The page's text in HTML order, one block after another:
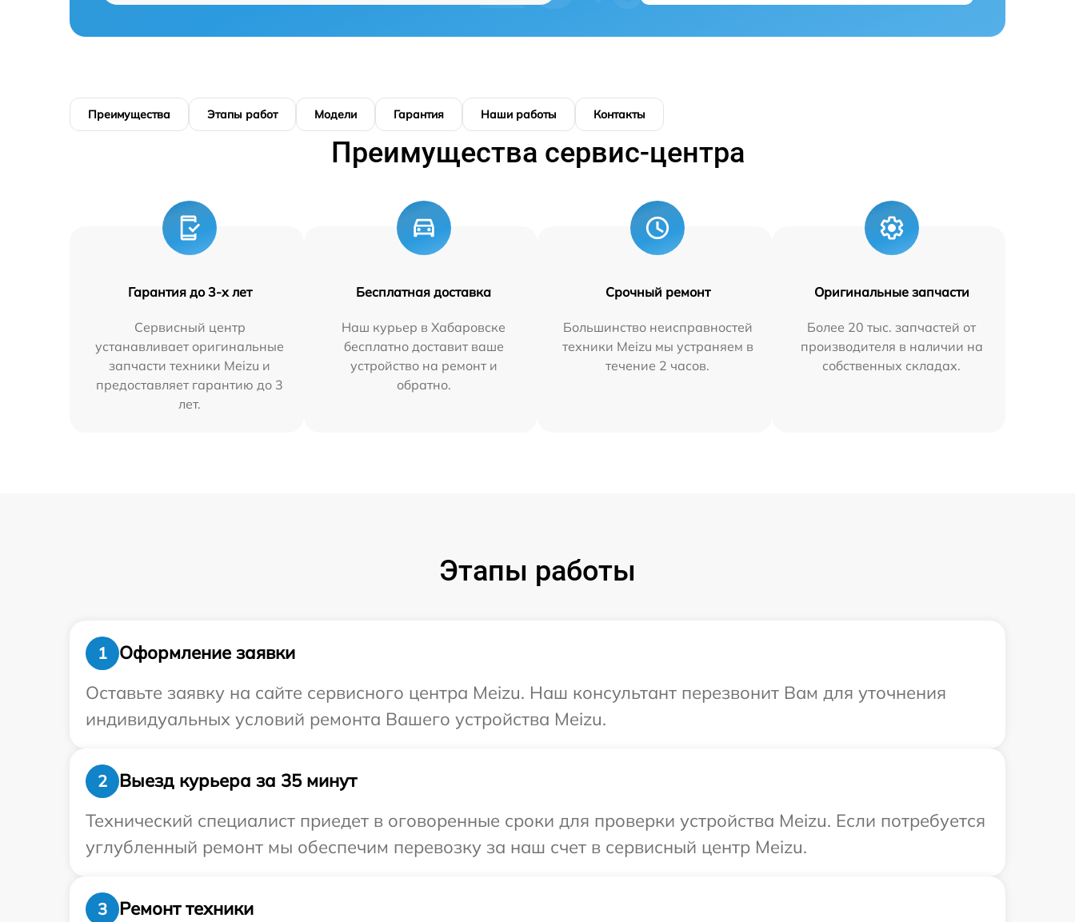
Преимущества Этапы работ Модели Гарантия Наши работы Контакты
Преимущества сервис-центра
Гарантия до 3-х лет
Сервисный центр
устанавливает оригинальные
запчасти техники Meizu и
предоставляет гарантию до 3
лет.
Бесплатная доставка
Наш курьер в Хабаровске
бесплатно доставит ваше
устройство на ремонт и
обратно.
Срочный ремонт
Большинство неисправностей
техники Meizu мы устраняем в
течение 2 часов.
Оригинальные запчасти
Более 20 тыс. запчастей от
производителя в наличии на
собственных складах.
Этапы работы
1
Оформление заявки
Оставьте заявку на сайте сервисного центра Meizu. Наш консультант перезвонит Вам для уточнения
индивидуальных условий ремонта Вашего устройства Meizu.
2
Выезд курьера за 35 минут
Технический специалист приедет в оговоренные сроки для проверки устройства Meizu. Если потребуется
углубленный ремонт мы обеспечим перевозку за наш счет в сервисный центр Meizu.
3
Ремонт техники